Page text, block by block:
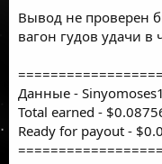
Вывод не проверен
вагон гудов удачи в
Данные -
Total earned -
Ready for payout -